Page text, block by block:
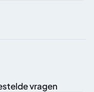
vragen